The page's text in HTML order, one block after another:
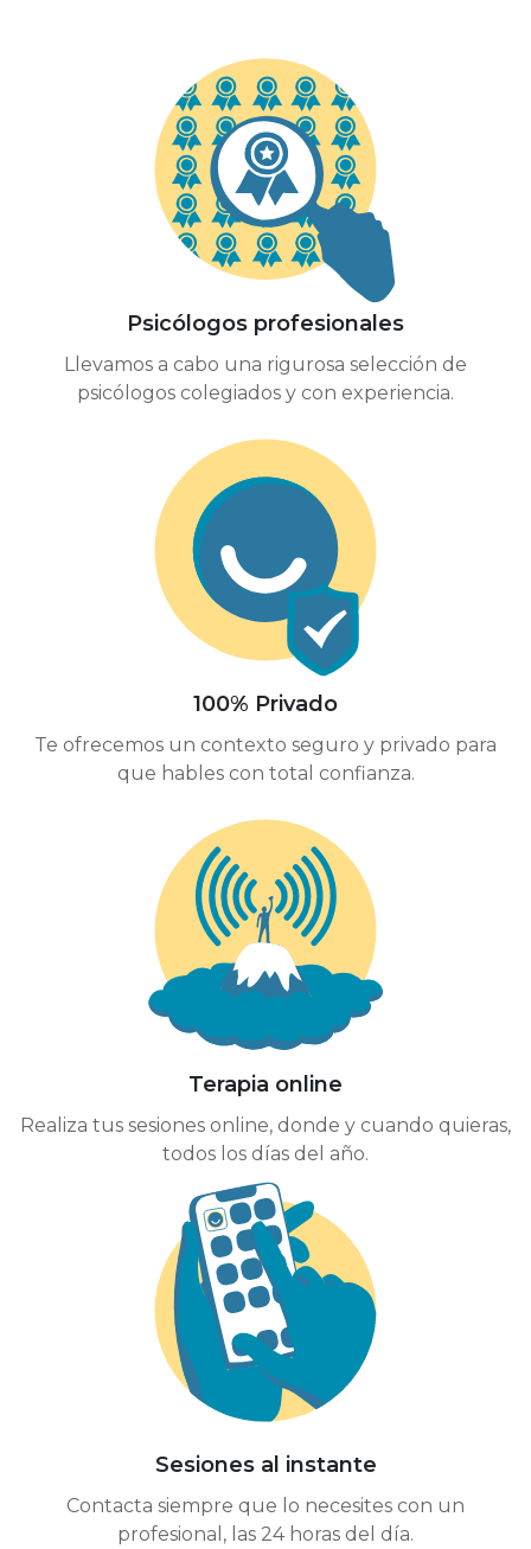
Psicólogos profesionales
Llevamos a cabo una rigurosa selección de
psicólogos colegiados y con experiencia.
100% Privado
Te ofrecemos un contexto seguro y privado para
que hables con total confianza.
Terapia online
Realiza tus sesiones online, donde y cuando quieras,
todos los días del año.
Sesiones al instante
Contacta siempre que lo necesites con un
profesional, las 24 horas del día.